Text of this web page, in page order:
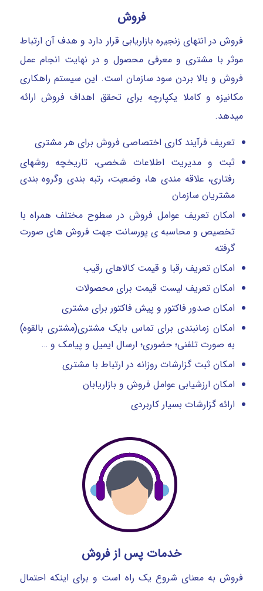
فروش
فروش در انتهای زنجیره بازاریابی قرار دارد و هدف آن ارتباط
موثر با مشتری و معرفی محصول و در نهایت انجام عمل
فروش و بالا بردن سود سازمان است. این سیستم راهکاری
مکانیزه و کاملا یکپارچه برای تحقق اهداف فروش ارائه
میدهد.
تعریف فرآیند کاری اختصاصی فروش برای هر مشتری
ثبت و مدیریت اطلاعات شخصی، تاریخچه روشهای
رفتاری، علاقه مندی ها، وضعیت، رتبه بندی وگروه بندی
مشتریان سازمان
امکان تعریف عوامل فروش در سطوح مختلف همراه با
تخصیص و محاسبه ی پورسانت جهت فروش های صورت
گرفته
امکان تعریف رقبا و قیمت کالاهای رقیب
امکان تعریف لیست قیمت برای محصولات
امکان صدور فاکتور و پیش فاکتور برای مشتری
امکان زمانبندی برای تماس بایک مشتری(مشتری بالقوه)
به صورت تلفنی؛ حضوری؛ ارسال ایمیل و پیامک و …
امکان ثبت گزارشات روزانه در ارتباط با مشتری
امکان ارزشیابی عوامل فروش و بازاریابان
ارائه گزارشات بسیار کاربردی
خدمات پس از فروش
فروش به معنای شروع یک راه است و برای اینکه احتمال